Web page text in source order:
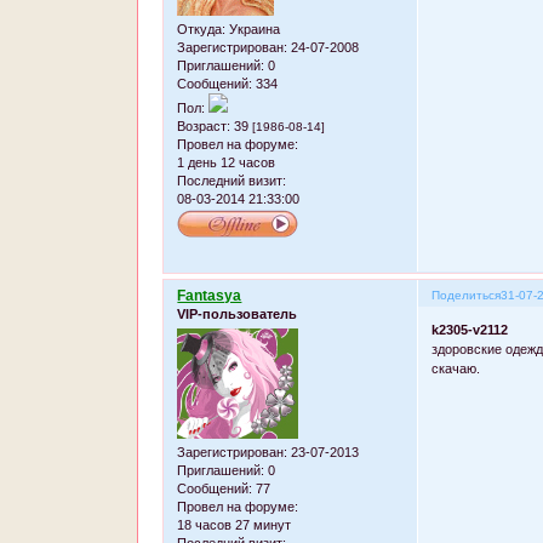
Откуда: Украина
Зарегистрирован: 24-07-2008
Приглашений: 0
Сообщений: 334
Пол:
Возраст: 39[1986-08-14]
Провел на форуме:
1 день 12 часов
Последний визит:
08-03-2014 21:33:00
Поделиться31-07-
Fantasya
VIP-пользователь
Зарегистрирован: 23-07-2013
Приглашений: 0
Сообщений: 77
Провел на форуме:
18 часов 27 минут
k2305-v2112
здоровские
скачаю.